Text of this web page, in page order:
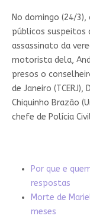
No domingo (24/
públicos suspeitos
assassinato da
motorista dela,
presos o
de Janeiro
Chiquinho Brazão
chefe de Polícia
Por que e
respostas
Morte de
meses